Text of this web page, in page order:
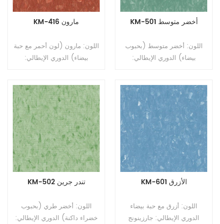
KM-416 مارون
اللون: مارون (لون أحمر مع حبة
بيضاء) الدوري الإيطالي:
2.0mm (T) * 2.0m (W) *
20m (L). السطح: طلاء PUR
KM-501 أخضر متوسط
اللون: أخضر متوسط ​​(بحبوب
بيضاء) الدوري الإيطالي:
20m (L). السطح: طلاء PUR
KM-502 تندر جرين
اللون: أخضر طري (بحبوب
خضراء داكنة) الدوري الإيطالي:
KM-601 الأزرق
اللون: أزرق مع حبة بيضاء
الدوري الإيطالي: جارزينونج